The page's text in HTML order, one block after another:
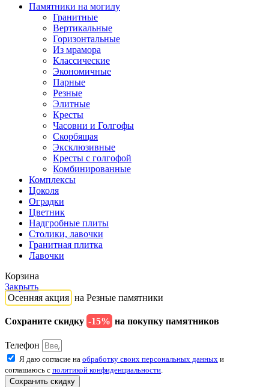
Памятники на могилу
Гранитные
Вертикальные
Горизонтальные
Из мрамора
Классические
Экономичные
Парные
Резные
Элитные
Кресты
Часовни и Голгофы
Скорбящая
Эксклюзивные
Кресты с голгофой
Комбинированные
Комплексы
Цоколя
Оградки
Цветник
Надгробные плиты
Столики, лавочки
Гранитная плитка
Лавочки
Корзина
Закрыть
Осенняя акция на Резные памятники
Сохраните скидку -15% на покупку памятников
Телефон
Я даю согласие на обработку своих персональных данных и
соглашаюсь с политикой конфиденциальности.
Сохранить скидку